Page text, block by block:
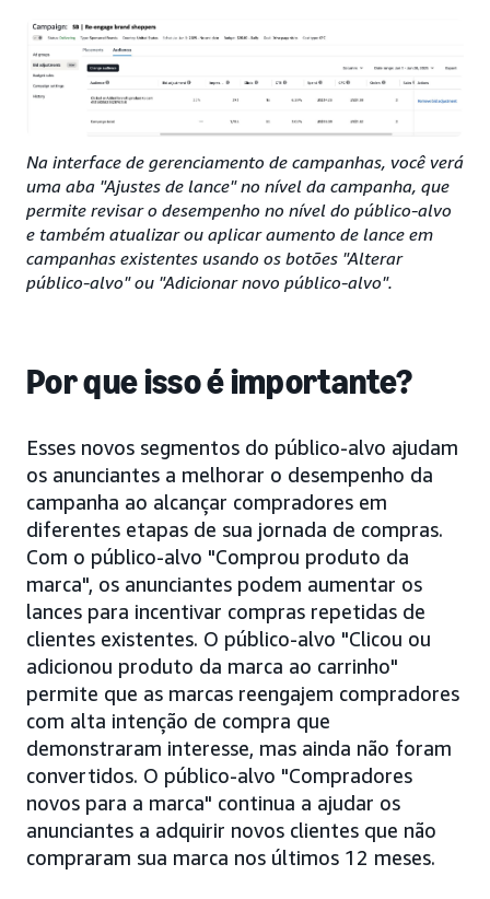
Na interface de gerenciamento de campanhas, você verá
uma aba "Ajustes de lance" no nível da campanha, que
permite revisar o desempenho no nível do público-alvo
e também atualizar ou aplicar aumento de lance em
campanhas existentes usando os botões "Alterar
público-alvo" ou "Adicionar novo público-alvo".
Por que isso é importante?
Esses novos segmentos do público-alvo ajudam
os anunciantes a melhorar o desempenho da
campanha ao alcançar compradores em
diferentes etapas de sua jornada de compras.
Com o público-alvo "Comprou produto da
marca", os anunciantes podem aumentar os
lances para incentivar compras repetidas de
clientes existentes. O público-alvo "Clicou ou
adicionou produto da marca ao carrinho"
permite que as marcas reengajem compradores
com alta intenção de compra que
demonstraram interesse, mas ainda não foram
convertidos. O público-alvo "Compradores
novos para a marca" continua a ajudar os
anunciantes a adquirir novos clientes que não
compraram sua marca nos últimos 12 meses.